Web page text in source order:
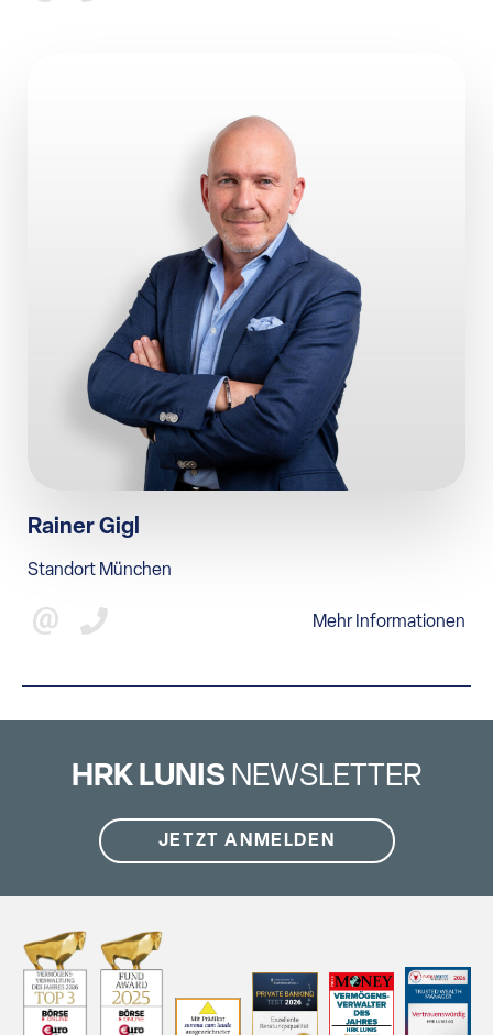
Rainer Gigl
Standort München
Mehr Informationen
HRK LUNIS NEWSLETTER
JETZT ANMELDEN
Vermögensverwalter
Ansprechpartner/-innen
kontakt@hrklunis.de
LEISTUNGEN
ÜBER UNS
AKTUELLES